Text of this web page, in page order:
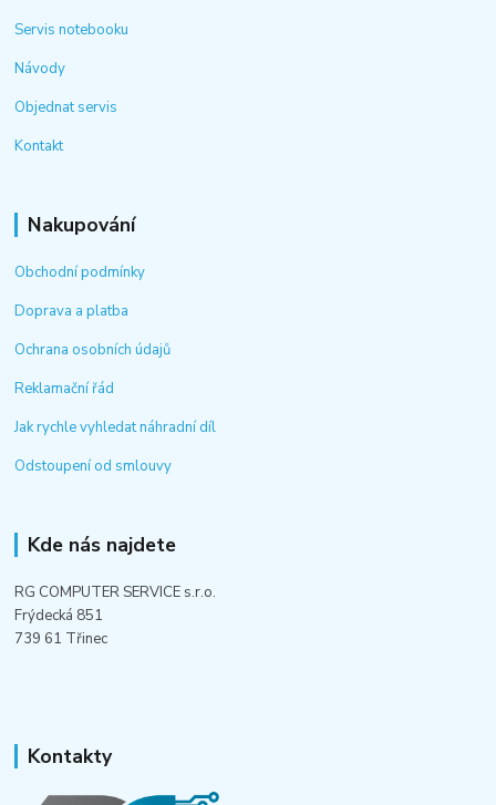
Servis notebooku
Návody
Objednat servis
Kontakt
Nakupování
Obchodní podmínky
Doprava a platba
Ochrana osobních údajů
Reklamační řád
Jak rychle vyhledat náhradní díl
Odstoupení od smlouvy
Kde nás najdete
RG COMPUTER SERVICE s.r.o.
Frýdecká 851
739 61 Třinec
Kontakty